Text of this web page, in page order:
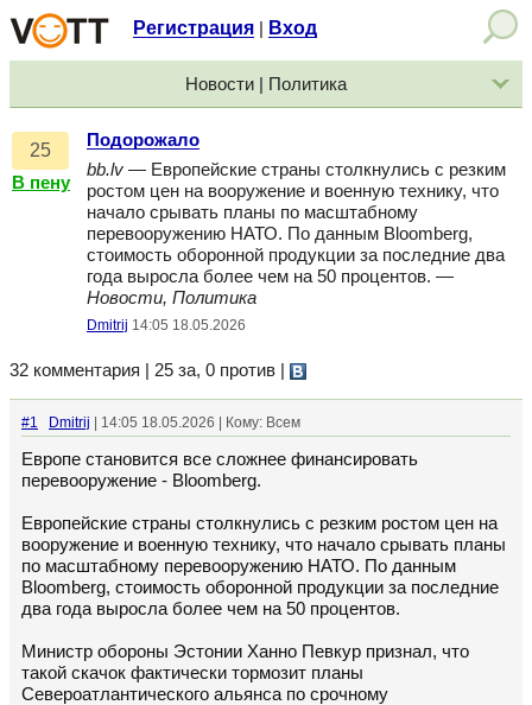
Регистрация Вход
Новости | Политика
25
В пену
Подорожало
bb.lv — Европейские страны столкнулись с резким
ростом цен на вооружение и военную технику, что
начало срывать планы по масштабному
перевооружению НАТО. По данным Bloomberg,
стоимость оборонной продукции за последние два
года выросла более чем на 50 процентов. —
Новости, Политика
Dmitrij 14:05 18.05.2026
32 комментария | 25 за, 0 против
#1 Dmitrij | 14:05 18.05.2026 | Кому: Всем
Европе становится все сложнее финансировать
перевооружение - Bloomberg.
Европейские страны столкнулись с резким ростом цен на
вооружение и военную технику, что начало срывать планы
по масштабному перевооружению НАТО. По данным
Bloomberg, стоимость оборонной продукции за последние
два года выросла более чем на 50 процентов.
Министр обороны Эстонии Ханно Певкур признал, что
такой скачок фактически тормозит планы
Североатлантического альянса по срочному